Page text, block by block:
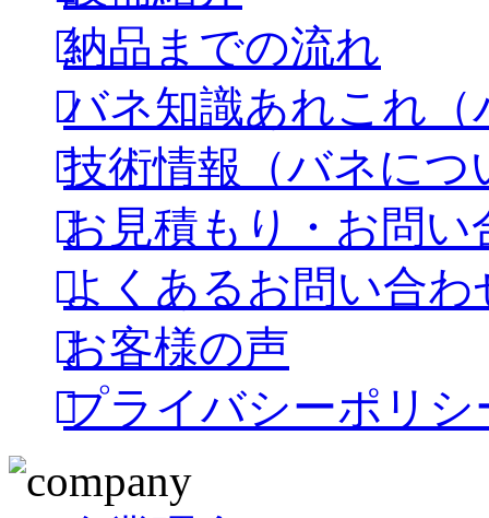
納品までの流れ
バネ知識あれこれ（
技術情報（バネにつ
お見積もり・お問い
よくあるお問い合わ
お客様の声
プライバシーポリシ